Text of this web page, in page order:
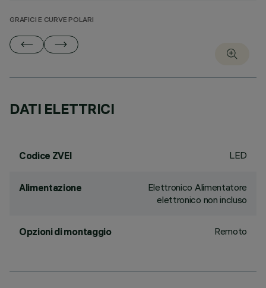
GRAFICI E CURVE POLARI
DATI ELETTRICI
Codice ZVEI LED
Alimentazione
Elettronico Alimentatore
elettronico non incluso
Opzioni di montaggio Remoto